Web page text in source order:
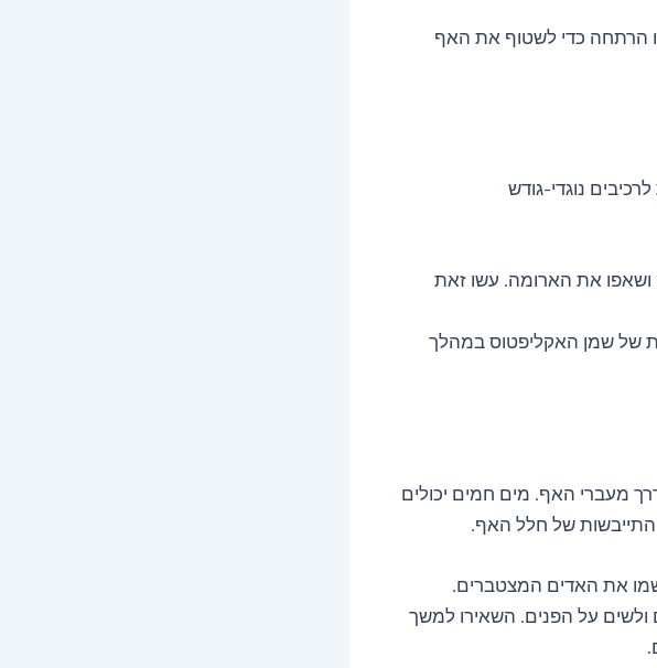
הרתחה כדי לשטוף את האף
נוגדי-גודש
ושאפו את הארומה. עשו זאת
של שמן האקליפטוס במהלך
מעברי האף. מים חמים יכולים
התייבשות של חלל האף.
את האדים המצטברים.
על הפנים. השאירו למשך